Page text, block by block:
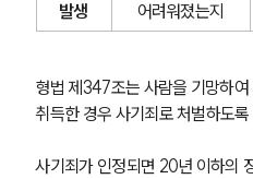
발생
어려워졌는지
형법 제347조는 사람을 기망하
취득한 경우 사기죄로 처벌하도
사기죄가 인정되면 20년 이하의